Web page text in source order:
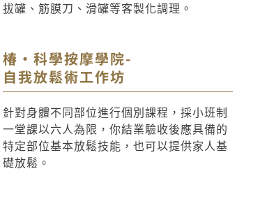
拔罐、筋膜刀、滑罐等客製化調理。
椿·科學按摩學院-
自我放鬆術工作坊
針對身體不同部位進行個別課程，採小班制
一堂課以六人為限，你結業驗收後應具備的
特定部位基本放鬆技能，也可以提供家人基
礎放鬆。